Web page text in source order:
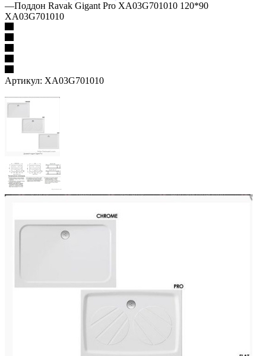
—Поддон Ravak Gigant Pro XA03G701010 120*90
XA03G701010
Артикул: XA03G701010